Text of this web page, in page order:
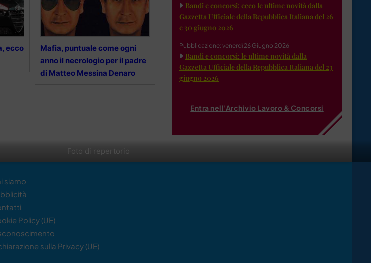
Foto di repertorio
ecco
Mafia, puntuale come ogni
anno il necrologio per il padre
di Matteo Messina Denaro
Bandi e concorsi: ecco le ultime novità dalla
Gazzetta Ufficiale della Repubblica Italiana del 26
e 30 giugno 2026
Pubblicazione: venerdì 26 Giugno 2026
Bandi e concorsi: le ultime novità dalla
Gazzetta Ufficiale della Repubblica Italiana del 23
giugno 2026
Entra nell'Archivio Lavoro & Concorsi
siamo
Policy (UE)
sulla Privacy (UE)